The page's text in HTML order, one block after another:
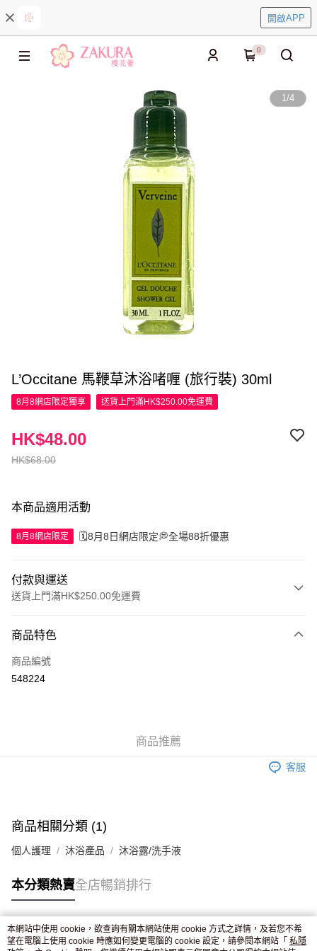
開啟APP
0
1/4
L’Occitane 馬鞭草沐浴啫喱 (旅行裝) 30ml
8月8網店限定獨享 送貨上門滿HK$250.00免運費
HK$68.00
HK$48.00
本商品適用活動
8月8網店限定 🗓️8月8日網店限定💭全場88折優惠
付款與運送
送貨上門滿HK$250.00免運費
信用卡
Apple Pay
付款後門市自取，訂單確認後2-4個工作天到店，7天內取。逾期後
商品特色
商品編號
548224
商品推薦
客服
商品相關分類 (1)
個人護理 沐浴產品 沐浴露/洗手液
本分類熱賣全店暢銷排行
熱門標籤
本網站中使用 cookie，欲查詢有關本網站使用 cookie 方式之詳情，及若您不希
望在電腦上使用 cookie 時應如何變更電腦的 cookie 設定，請參閱本網站「 私隱